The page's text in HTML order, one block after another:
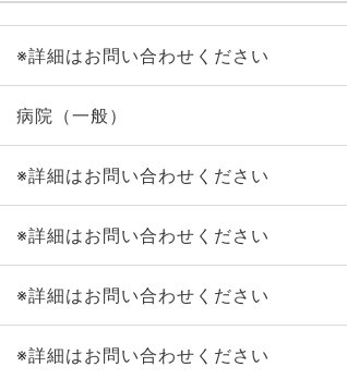
※詳細はお問い合わせください
病院（一般）
※詳細はお問い合わせください
※詳細はお問い合わせください
※詳細はお問い合わせください
※詳細はお問い合わせください